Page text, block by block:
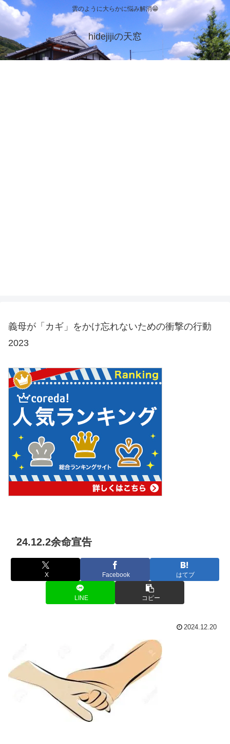
雲のように大らかに悩み解消😁
hidejijiの天窓
義母が「カギ」をかけ忘れないための衝撃の行動
2023
24.12.2余命宣告
X Facebook はてブ
LINE コピー
2024.12.20